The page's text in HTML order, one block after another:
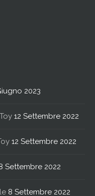
2023
12 Settembre 2022
12 Settembre 2022
Settembre 2022
8 Settembre 2022